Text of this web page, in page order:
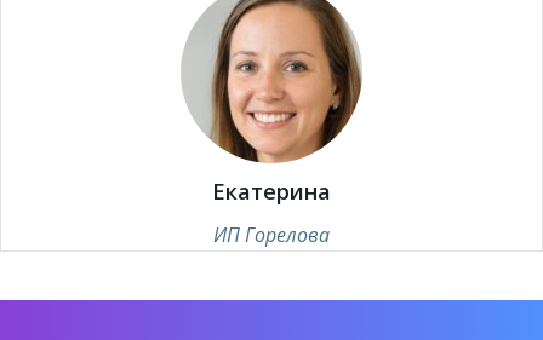
Екатерина
ИП Горелова